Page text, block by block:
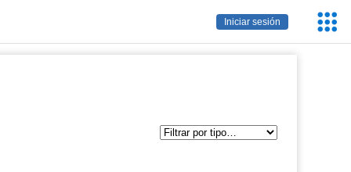
Iniciar sesión